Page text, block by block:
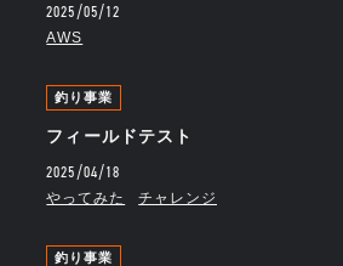
2025/05/12
AWS
釣り事業
フィールドテスト
2025/04/18
やってみた チャレンジ
釣り事業